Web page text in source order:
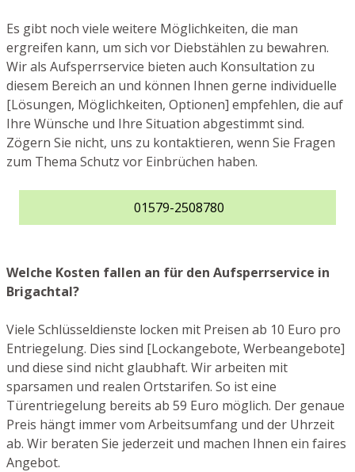
Es gibt noch viele weitere Möglichkeiten, die man
ergreifen kann, um sich vor Diebstählen zu bewahren.
Wir als Aufsperrservice bieten auch Konsultation zu
diesem Bereich an und können Ihnen gerne individuelle
[Lösungen, Möglichkeiten, Optionen] empfehlen, die auf
Ihre Wünsche und Ihre Situation abgestimmt sind.
Zögern Sie nicht, uns zu kontaktieren, wenn Sie Fragen
zum Thema Schutz vor Einbrüchen haben.
01579-2508780
Welche Kosten fallen an für den Aufsperrservice in
Brigachtal?
Viele Schlüsseldienste locken mit Preisen ab 10 Euro pro
Entriegelung. Dies sind [Lockangebote, Werbeangebote]
und diese sind nicht glaubhaft. Wir arbeiten mit
sparsamen und realen Ortstarifen. So ist eine
Türentriegelung bereits ab 59 Euro möglich. Der genaue
Preis hängt immer vom Arbeitsumfang und der Uhrzeit
ab. Wir beraten Sie jederzeit und machen Ihnen ein faires
Angebot.